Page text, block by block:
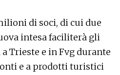
di soci, di cui due
intesa faciliterà gli
Trieste e in Fvg durante
e a prodotti turistici